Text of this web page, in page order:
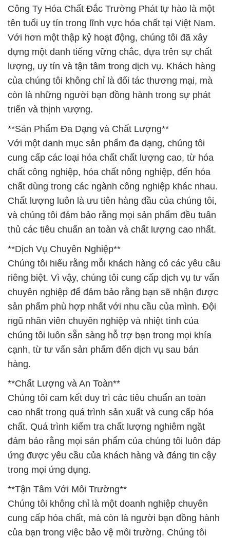
Công Ty Hóa Chất Đắc Trường Phát tự hào là một
tên tuổi uy tín trong lĩnh vực hóa chất tại Việt Nam.
Với hơn một thập kỷ hoạt động, chúng tôi đã xây
dựng một danh tiếng vững chắc, dựa trên sự chất
lượng, uy tín và tận tâm trong dịch vụ. Khách hàng
của chúng tôi không chỉ là đối tác thương mại, mà
còn là những người bạn đồng hành trong sự phát
triển và thịnh vượng.
**Sản Phẩm Đa Dạng và Chất Lượng**
Với một danh mục sản phẩm đa dạng, chúng tôi
cung cấp các loại hóa chất chất lượng cao, từ hóa
chất công nghiệp, hóa chất nông nghiệp, đến hóa
chất dùng trong các ngành công nghiệp khác nhau.
Chất lượng luôn là ưu tiên hàng đầu của chúng tôi,
và chúng tôi đảm bảo rằng mọi sản phẩm đều tuân
thủ các tiêu chuẩn an toàn và chất lượng cao nhất.
**Dịch Vụ Chuyên Nghiệp**
Chúng tôi hiểu rằng mỗi khách hàng có các yêu cầu
riêng biệt. Vì vậy, chúng tôi cung cấp dịch vụ tư vấn
chuyên nghiệp để đảm bảo rằng bạn sẽ nhận được
sản phẩm phù hợp nhất với nhu cầu của mình. Đội
ngũ nhân viên chuyên nghiệp và nhiệt tình của
chúng tôi luôn sẵn sàng hỗ trợ bạn trong mọi khía
cạnh, từ tư vấn sản phẩm đến dịch vụ sau bán
hàng.
**Chất Lượng và An Toàn**
Chúng tôi cam kết duy trì các tiêu chuẩn an toàn
cao nhất trong quá trình sản xuất và cung cấp hóa
chất. Quá trình kiểm tra chất lượng nghiêm ngặt
đảm bảo rằng mọi sản phẩm của chúng tôi luôn đáp
ứng được yêu cầu của khách hàng và đáng tin cậy
trong mọi ứng dụng.
**Tận Tâm Với Môi Trường**
Chúng tôi không chỉ là một doanh nghiệp chuyên
cung cấp hóa chất, mà còn là người bạn đồng hành
của bạn trong việc bảo vệ môi trường. Chúng tôi